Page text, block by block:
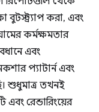
বুটস্ট্র্যাপ করা, এবং
কর্মক্ষমতার
এবং
প্যাটার্ন এবং
শুধুমাত্র তখনই
এবং রেন্ডারিংয়ের